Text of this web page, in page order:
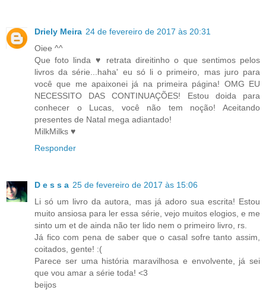
Driely Meira 24 de fevereiro de 2017 às 20:31
Oiee ^^
Que foto linda ♥ retrata direitinho o que sentimos pelos
livros da série...haha' eu só li o primeiro, mas juro para
você que me apaixonei já na primeira página! OMG EU
NECESSITO DAS CONTINUAÇÕES! Estou doida para
conhecer o Lucas, você não tem noção! Aceitando
presentes de Natal mega adiantado!
MilkMilks ♥
Responder
D e s s a 25 de fevereiro de 2017 às 15:06
Li só um livro da autora, mas já adoro sua escrita! Estou
muito ansiosa para ler essa série, vejo muitos elogios, e me
sinto um et de ainda não ter lido nem o primeiro livro, rs.
Já fico com pena de saber que o casal sofre tanto assim,
coitados, gente! :(
Parece ser uma história maravilhosa e envolvente, já sei
que vou amar a série toda! <3
beijos